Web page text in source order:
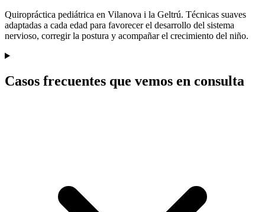
Quiropráctica pediátrica en Vilanova i la Geltrú. Técnicas suaves
adaptadas a cada edad para favorecer el desarrollo del sistema
nervioso, corregir la postura y acompañar el crecimiento del niño.
Casos frecuentes que vemos en consulta